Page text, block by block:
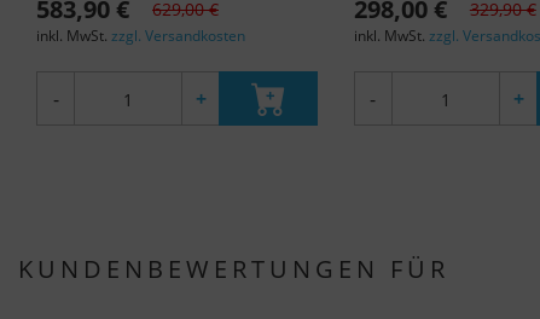
583,90 € 629,00 €
inkl. MwSt. zzgl. Versandkosten
- +
298,00 € 329,90 €
inkl. MwSt. zzgl.
- +
KUNDENBEWERTUNGEN FÜR